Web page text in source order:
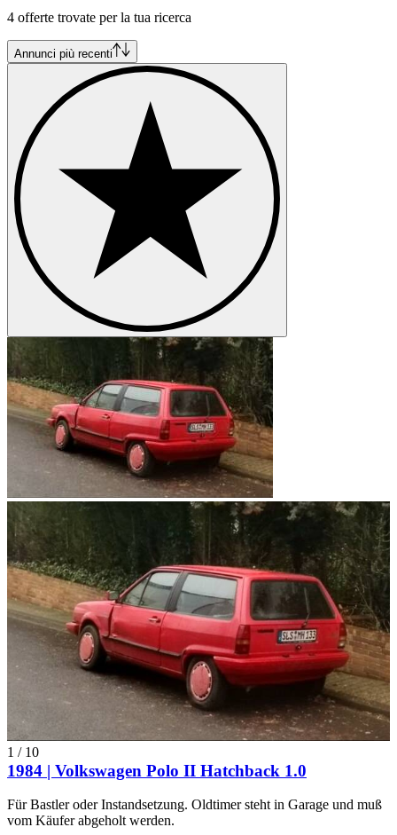
4 offerte trovate per la tua ricerca
Annunci più recenti
1 / 10
1984 | Volkswagen Polo II Hatchback 1.0
Für Bastler oder Instandsetzung. Oldtimer steht in Garage und muß
vom Käufer abgeholt werden.